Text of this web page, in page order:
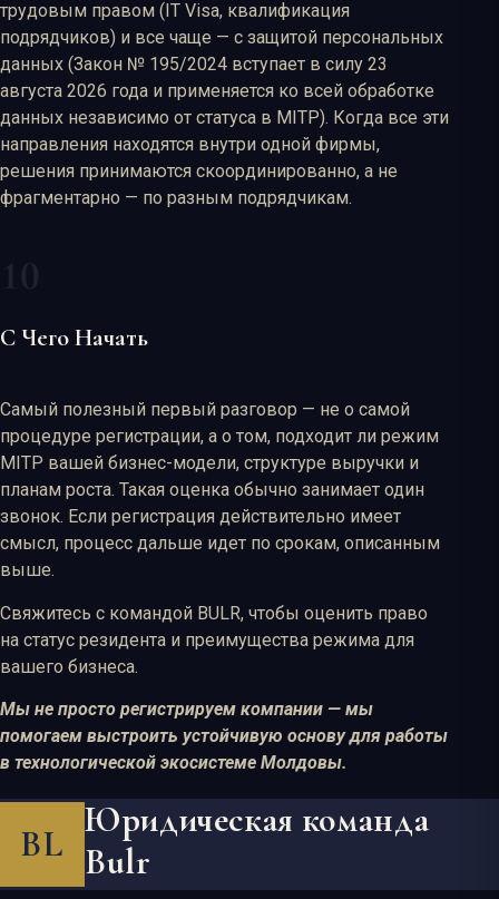
трудовым правом (IT Visa, квалификация
подрядчиков) и все чаще — с защитой персональных
данных (Закон № 195/2024 вступает в силу 23
августа 2026 года и применяется ко всей обработке
данных независимо от статуса в MITP). Когда все эти
направления находятся внутри одной фирмы,
решения принимаются скоординированно, а не
фрагментарно — по разным подрядчикам.
С Чего Начать
Самый полезный первый разговор — не о самой
процедуре регистрации, а о том, подходит ли режим
MITP вашей бизнес-модели, структуре выручки и
планам роста. Такая оценка обычно занимает один
звонок. Если регистрация действительно имеет
смысл, процесс дальше идет по срокам, описанным
выше.
Свяжитесь с командой BULR, чтобы оценить право
на статус резидента и преимущества режима для
вашего бизнеса.
Мы не просто регистрируем компании — мы
помогаем выстроить устойчивую основу для работы
в технологической экосистеме Молдовы.
BL
Юридическая команда
Bulr